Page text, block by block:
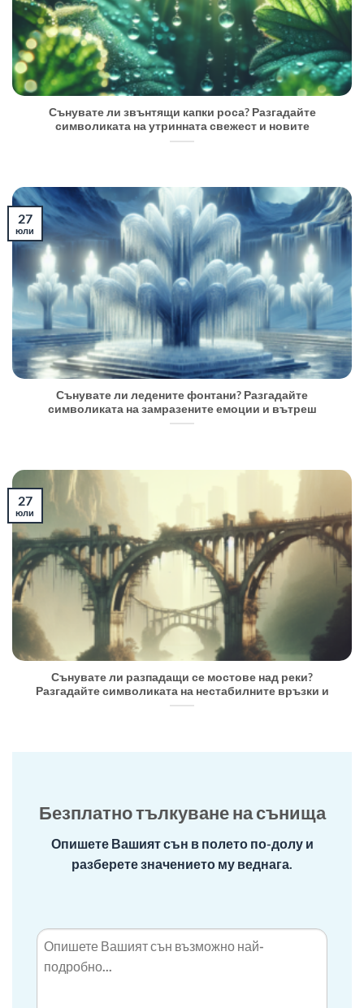
Сънувате ли звънтящи капки роса? Разгадайте
символиката на утринната свежест и новите
Сънувате ли ледените фонтани? Разгадайте
символиката на замразените емоции и вътреш
27
юли
Сънувате ли разпадащи се мостове над реки?
Разгадайте символиката на нестабилните връзки и
27
юли
Безплатно тълкуване на сънища
Опишете Вашият сън в полето по-долу и
разберете значението му веднага.